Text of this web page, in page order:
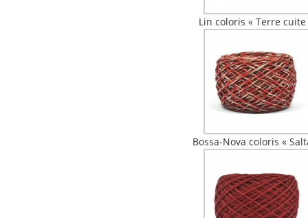
Lin coloris « Terre cuite
Bossa-Nova coloris «